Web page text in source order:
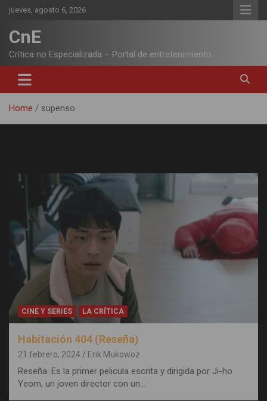
Skip
content
jueves, agosto 6, 2026
CnE
Crítica no Especializada – Portal de entretenimiento
Home supenso
CINE Y SERIES LA CRÍTICA
Habitación 404 (Reseña)
21 febrero, 2024 Erik Mukowoz
Reseña: Es la primer pelicula escrita y dirigida por Ji-ho
Yeom, un joven director con un…